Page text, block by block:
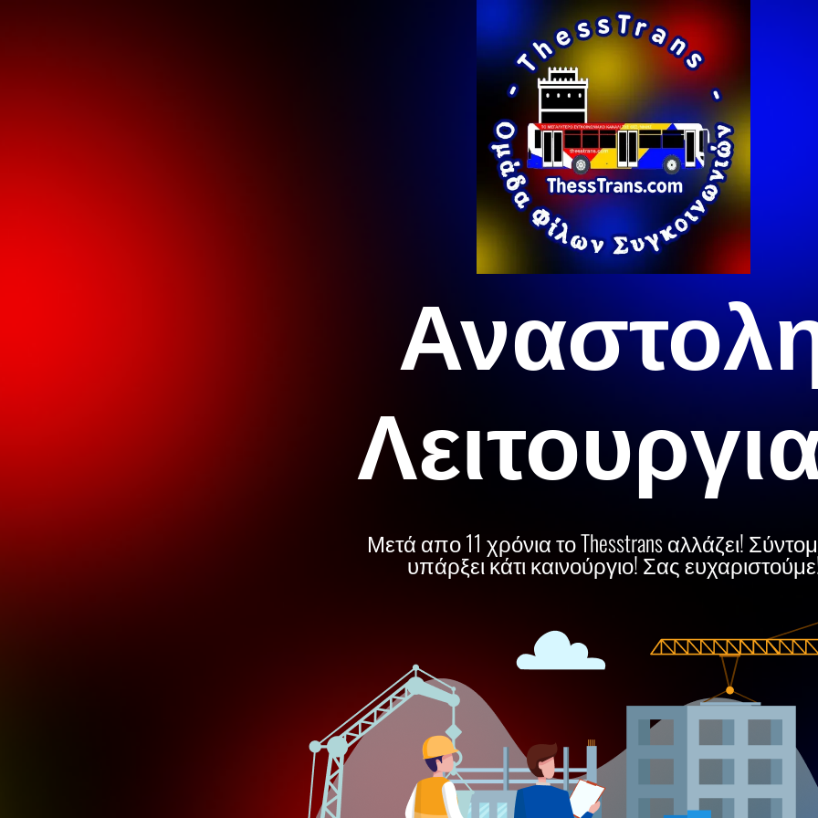
Μετά απο 11 χρόνια το Thesstrans αλλάζει!
υπάρξει κάτι καινούργιο! Σας